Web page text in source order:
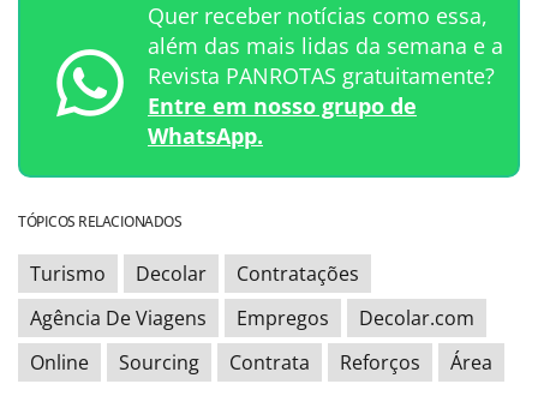
Quer receber notícias como essa,
além das mais lidas da semana e a
Revista PANROTAS gratuitamente?
Entre em nosso grupo de
WhatsApp.
TÓPICOS RELACIONADOS
Turismo Decolar
Contratações
Agência De Viagens
Empregos
Decolar.com
Online
Sourcing Contrata Reforços Área